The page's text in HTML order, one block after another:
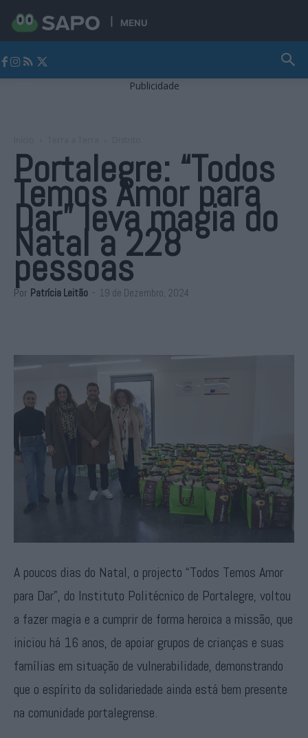
MENU
Publicidade
Portalegre: “Todos
Temos Amor para
Dar” leva magia do
Natal a 228
pessoas
Por Patrícia Leitão - 19 de Dezembro, 2024
A poucos dias do Natal, o projecto “Todos Temos Amor
para Dar”, do Instituto Politécnico de Portalegre, voltou
a fazer magia e a cumprir de forma heroica a missão, que
iniciou há 16 anos, de apoiar grupos de crianças e suas
famílias em situação de vulnerabilidade, demonstrando
que o espírito da solidariedade ainda está bem presente
na comunidade portalegrense.